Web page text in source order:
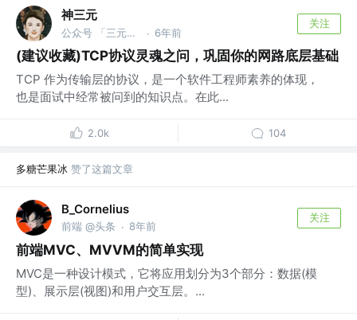
神三元
公众号 「三元同学」 @字节跳动 · 6年前
关注
(建议收藏)TCP协议灵魂之问，巩固你的网路底层基础
TCP 作为传输层的协议，是一个软件工程师素养的体现，
也是面试中经常被问到的知识点。在此...
2.0k 104
多糖芒果冰 赞了这篇文章
B_Cornelius
前端 @头条 · 8年前
关注
前端MVC、MVVM的简单实现
MVC是一种设计模式，它将应用划分为3个部分：数据(模
型)、展示层(视图)和用户交互层。...